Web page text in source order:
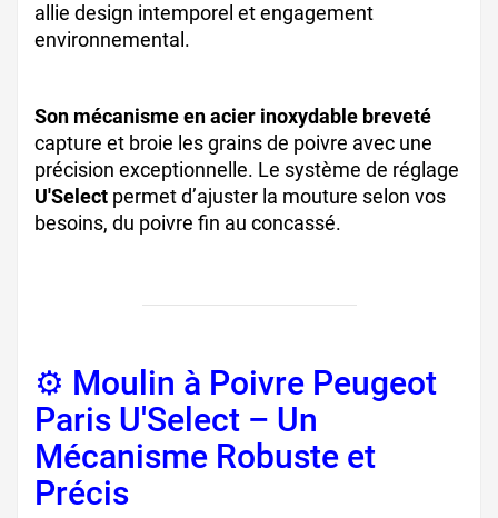
allie design intemporel et engagement
environnemental.
Son mécanisme en acier inoxydable breveté
capture et broie les grains de poivre avec une
précision exceptionnelle. Le système de réglage
U'Select permet d’ajuster la mouture selon vos
besoins, du poivre fin au concassé.
⚙️ Moulin à Poivre Peugeot
Paris U'Select – Un
Mécanisme Robuste et
Précis